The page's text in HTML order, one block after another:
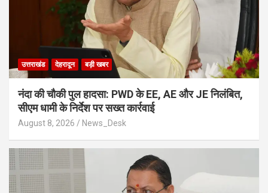
उत्तराखंड देहरादून बड़ी खबर
नंदा की चौकी पुल हादसा: PWD के EE, AE और JE निलंबित,
सीएम धामी के निर्देश पर सख्त कार्रवाई
August 8, 2026 News_Desk